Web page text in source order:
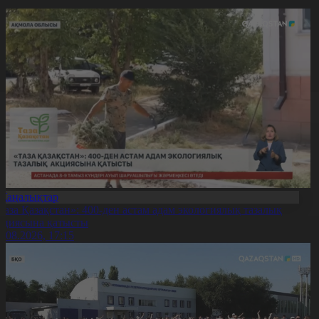
Қазақстан»: 400-ден астам адам экологиялық тазалық
қатысты
17:15